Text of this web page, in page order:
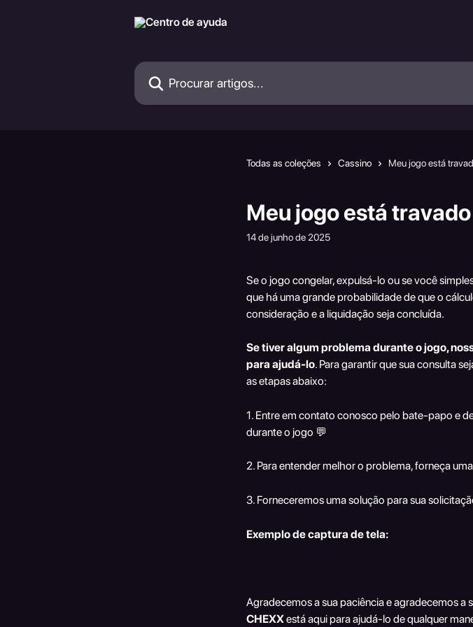
Procurar artigos...
Todas as coleções Cassino Meu jogo está
Meu jogo está travado
14 de junho de 2025
Se o jogo congelar, expulsá-lo ou se você
que há uma grande probabilidade de que o
consideração e a liquidação seja concluída.
Se tiver algum problema durante o jogo,
para ajudá-lo. Para garantir que sua consulta
as etapas abaixo:
1. Entre em contato conosco pelo bate-papo e
durante o jogo 💬
2. Para entender melhor o problema, forneça
3. Forneceremos uma solução para sua
Exemplo de captura de tela:
Agradecemos a sua paciência e agradecemos a
CHEXX está aqui para ajudá-lo de qualquer